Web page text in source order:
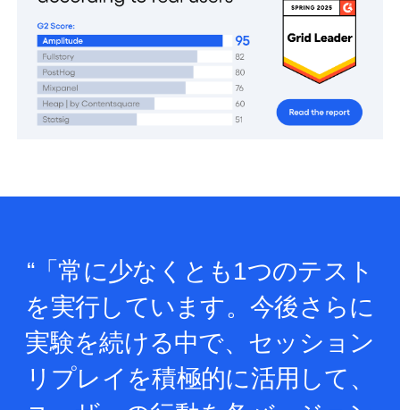
“「常に少なくとも1つのテスト
を実行しています。今後さらに
実験を続ける中で、セッション
リプレイを積極的に活用して、